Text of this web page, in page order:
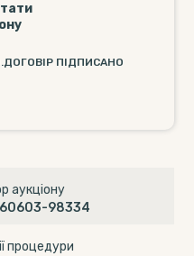
ПІДПИСАНО
аукціону
98334
процедури